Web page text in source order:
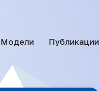
Модели Публикации